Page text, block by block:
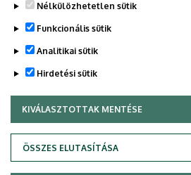
Nélkülözhetetlen sütik
Funkcionális sütik
Analitikai sütik
Hirdetési sütik
KIVÁLASZTOTTAK MENTÉSE
ÖSSZES ELUTASÍTÁSA
WITHDRAW CONSENT